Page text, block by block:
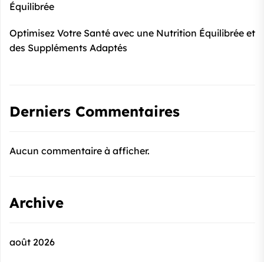
Équilibrée
Optimisez Votre Santé avec une Nutrition Équilibrée et
des Suppléments Adaptés
Derniers Commentaires
Aucun commentaire à afficher.
Archive
août 2026